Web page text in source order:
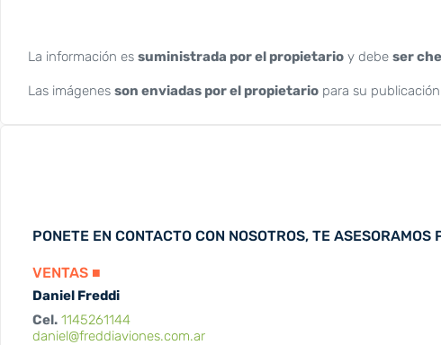
La información es suministrada por el propietario y debe ser
Las imágenes son enviadas por el propietario para su
PONETE EN CONTACTO CON NOSOTROS, TE ASESORAMOS
VENTAS ■
Daniel Freddi
Cel. 1145261144
daniel@freddiaviones.com.ar